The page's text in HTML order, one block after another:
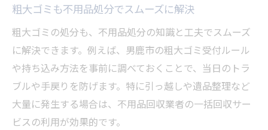
粗大ゴミも不用品処分でスムーズに解決
粗大ゴミの処分も、不用品処分の知識と工夫でスムーズ
に解決できます。例えば、男鹿市の粗大ゴミ受付ルール
や持ち込み方法を事前に調べておくことで、当日のトラ
ブルや手戻りを防げます。特に引っ越しや遺品整理など
大量に発生する場合は、不用品回収業者の一括回収サー
ビスの利用が効果的です。